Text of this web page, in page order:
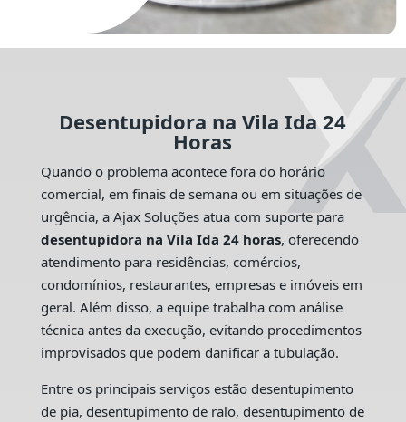
Desentupidora na Vila Ida 24
Horas
Quando o problema acontece fora do horário
comercial, em finais de semana ou em situações de
urgência, a Ajax Soluções atua com suporte para
desentupidora na Vila Ida 24 horas, oferecendo
atendimento para residências, comércios,
condomínios, restaurantes, empresas e imóveis em
geral. Além disso, a equipe trabalha com análise
técnica antes da execução, evitando procedimentos
improvisados que podem danificar a tubulação.
Entre os principais serviços estão desentupimento
de pia, desentupimento de ralo, desentupimento de